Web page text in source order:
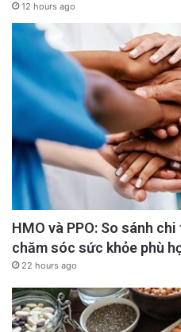
12 hours ago
HMO và PPO: So sánh
chăm sóc sức khỏe phù
22 hours ago